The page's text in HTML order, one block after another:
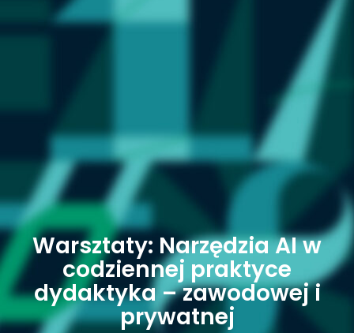
Warsztaty: Narzędzia AI w
codziennej praktyce
dydaktyka – zawodowej i
prywatnej